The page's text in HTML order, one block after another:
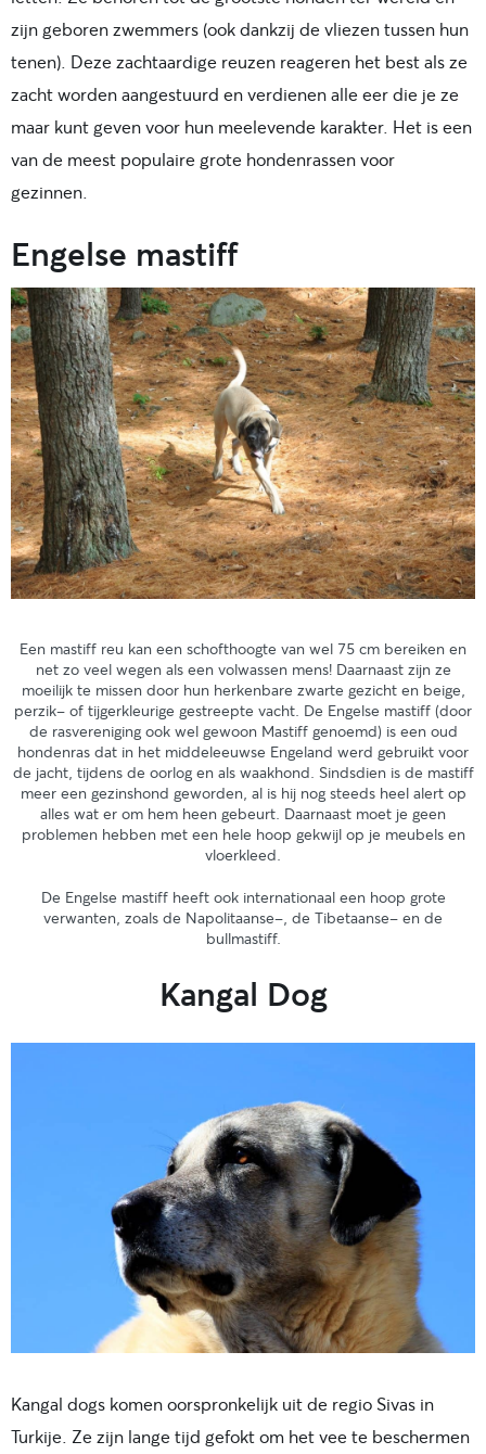
zijn geboren zwemmers (ook dankzij de vliezen tussen hun
tenen). Deze zachtaardige reuzen reageren het best als ze
zacht worden aangestuurd en verdienen alle eer die je ze
maar kunt geven voor hun meelevende karakter. Het is een
van de meest populaire grote hondenrassen voor
gezinnen.
Engelse mastiff
Een mastiff reu kan een schofthoogte van wel 75 cm bereiken en
net zo veel wegen als een volwassen mens! Daarnaast zijn ze
moeilijk te missen door hun herkenbare zwarte gezicht en beige,
perzik- of tijgerkleurige gestreepte vacht. De Engelse mastiff (door
de rasverenigingook wel gewoon Mastiff genoemd) is een oud
hondenras dat in het middeleeuwse Engeland werd gebruikt voor
de jacht, tijdens de oorlog en als waakhond. Sindsdien is de mastiff
meer een gezinshond geworden, al is hij nog steeds heel alert op
alles wat er om hem heen gebeurt. Daarnaast moet je geen
problemen hebben met een hele hoop gekwijl op je meubels en
vloerkleed.
De Engelse mastiff heeft ook internationaal een hoop grote
verwanten, zoals de Napolitaanse-, de Tibetaanse- en de
bullmastiff.
Kangal Dog
Kangal dogs komen oorspronkelijk uit de regio Sivas in
Turkije. Ze zijn lange tijd gefokt om het vee te beschermen